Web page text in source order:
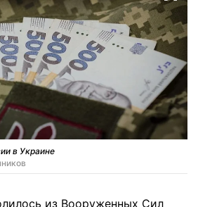
в Украине
из Вооруженных Сил